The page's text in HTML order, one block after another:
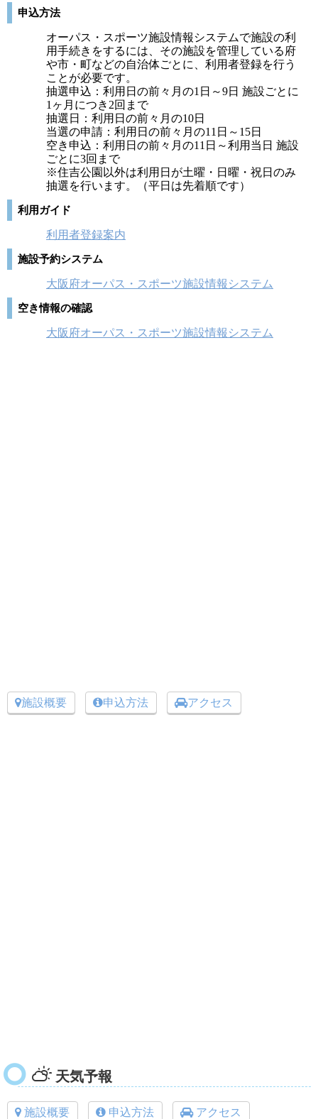
申込方法
オーパス・スポーツ施設情報システムで施設の利
用手続きをするには、その施設を管理している府
や市・町などの自治体ごとに、利用者登録を行う
ことが必要です。
抽選申込：利用日の前々月の1日～9日 施設ごとに
1ヶ月につき2回まで
抽選日：利用日の前々月の10日
当選の申請：利用日の前々月の11日～15日
空き申込：利用日の前々月の11日～利用当日 施設
ごとに3回まで
※住吉公園以外は利用日が土曜・日曜・祝日のみ
抽選を行います。（平日は先着順です）
利用ガイド
利用者登録案内
施設予約システム
大阪府オーパス・スポーツ施設情報システム
空き情報の確認
大阪府オーパス・スポーツ施設情報システム
施設概要 申込方法 アクセス
天気予報
施設概要 申込方法 アクセス